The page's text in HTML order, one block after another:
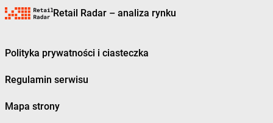
Retail Radar – analiza rynku
Polityka prywatności i ciasteczka
Regulamin serwisu
Mapa strony